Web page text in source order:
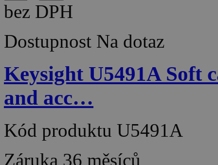
bez DPH
Dostupnost Na dotaz
Keysight U5491A Soft
and acc…
Kód produktu U5491A
Záruka 36 měsíců